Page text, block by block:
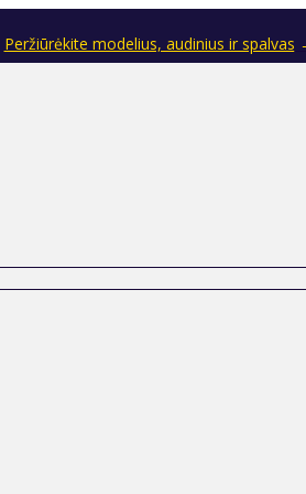
Peržiūrėkite modelius, audinius ir spalvas